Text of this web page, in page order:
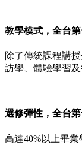
教學模式，全台
除了傳統課程講
訪學、體驗學習
選修彈性，全台
高達40%以上畢業